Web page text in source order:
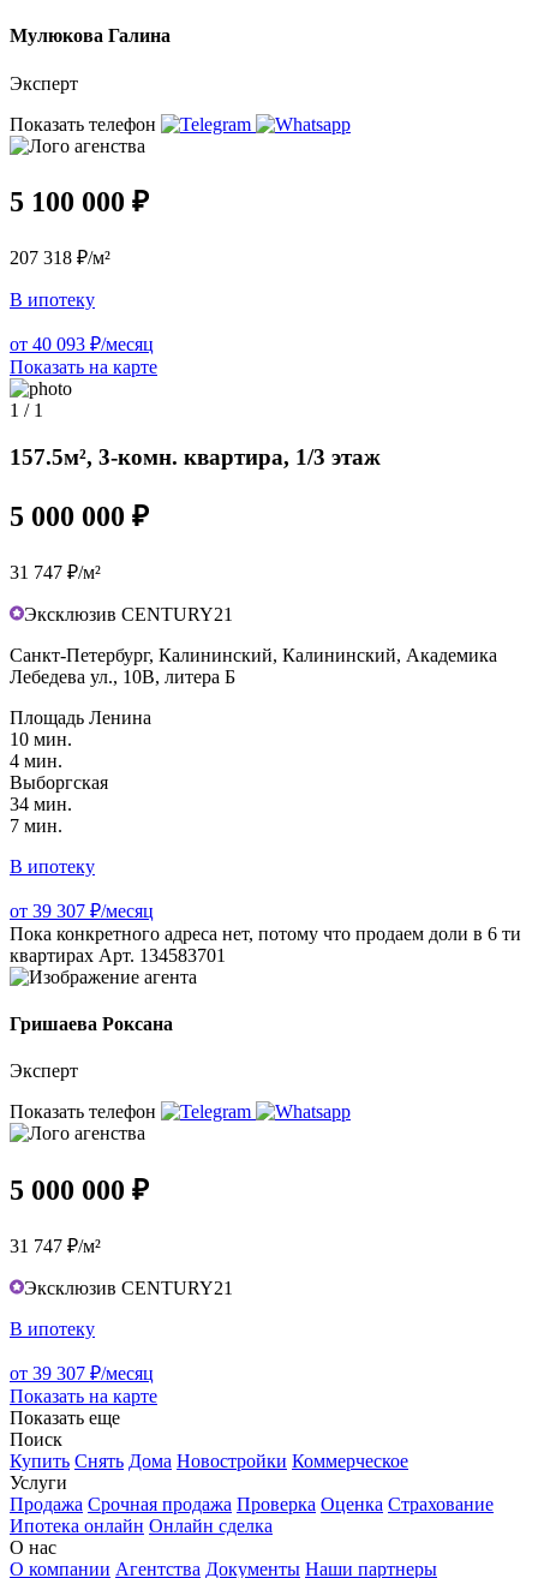
Мулюкова Галина
Эксперт
Показать телефон
5 100 000 ₽
207 318 ₽/м²
В ипотеку
от 40 093 ₽/месяц
Показать на карте
1 / 1
157.5м², 3-комн. квартира, 1/3 этаж
5 000 000 ₽
31 747 ₽/м²
Эксклюзив CENTURY21
Санкт-Петербург, Калининский, Калининский, Академика
Лебедева ул., 10В, литера Б
Площадь Ленина
10 мин.
4 мин.
Выборгская
34 мин.
7 мин.
В ипотеку
от 39 307 ₽/месяц
Пока конкретного адреса нет, потому что продаем доли в 6 ти
квартирах Арт. 134583701
Гришаева Роксана
Эксперт
Показать телефон
5 000 000 ₽
31 747 ₽/м²
Эксклюзив CENTURY21
В ипотеку
от 39 307 ₽/месяц
Показать на карте
Показать еще
Поиск
Купить Снять Дома Новостройки Коммерческое
Услуги
Продажа Срочная продажа Проверка Оценка Страхование
Ипотека онлайн Онлайн сделка
О нас
О компании Агентства Документы Наши партнеры